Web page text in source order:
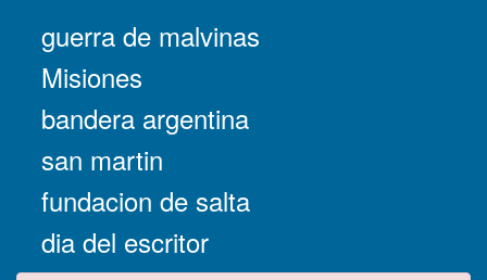
guerra de malvinas
Misiones
bandera argentina
san martin
fundacion de salta
dia del escritor